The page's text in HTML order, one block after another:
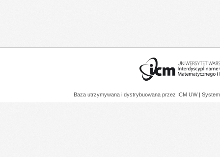
Baza utrzymywana i dystrybuowana przez ICM UW |